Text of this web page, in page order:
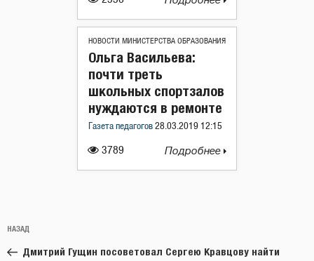
НОВОСТИ МИНИСТЕРСТВА ОБРАЗОВАНИЯ
3789
Ольга Васильева:
почти треть
школьных спортзалов
нуждаются в ремонте
Газета педагогов 28.03.2019 12:15
Подробнее
по
записям
Предыдущая
запись:
НАЗАД
Дмитрий Гущин посоветовал Сергею Кравцову найти